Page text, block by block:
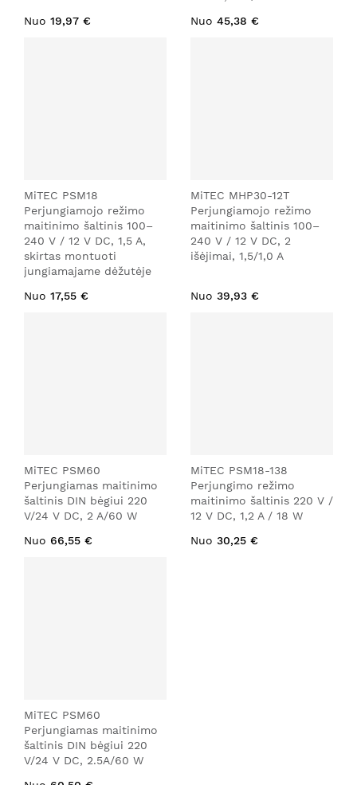
Nuo 19,97 €
Nuo 45,38 €
MiTEC PSM18
Perjungiamojo režimo
maitinimo šaltinis 100–
240 V / 12 V DC, 1,5 A,
skirtas montuoti
jungiamajame dėžutėje
Nuo 17,55 €
MiTEC MHP30-12T
Perjungiamojo režimo
maitinimo šaltinis 100–
240 V / 12 V DC, 2
išėjimai, 1,5/1,0 A
Nuo 39,93 €
MiTEC PSM60
Perjungiamas maitinimo
šaltinis DIN bėgiui 220
V/24 V DC, 2 A/60 W
Nuo 66,55 €
MiTEC PSM18-138
Perjungimo režimo
maitinimo šaltinis 220 V /
12 V DC, 1,2 A / 18 W
Nuo 30,25 €
MiTEC PSM60
Perjungiamas maitinimo
šaltinis DIN bėgiui 220
V/24 V DC, 2.5A/60 W